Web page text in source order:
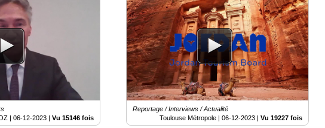
|06-12-2023 |Vu 15146 fois
Reportage / Interviews / Actualité
Toulouse Métropole | 06-12-2023| Vu 19227 fois